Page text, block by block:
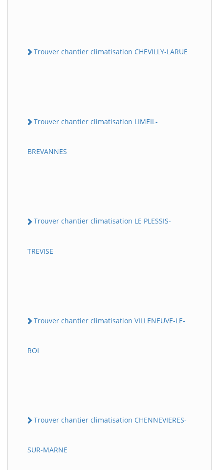
Trouver chantier climatisation CHEVILLY-LARUE
Trouver chantier climatisation LIMEIL-
BREVANNES
Trouver chantier climatisation LE PLESSIS-
TREVISE
Trouver chantier climatisation VILLENEUVE-LE-
ROI
Trouver chantier climatisation CHENNEVIERES-
SUR-MARNE